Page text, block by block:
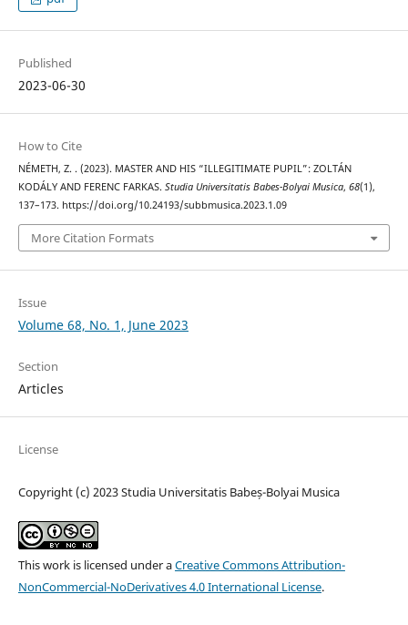
Published
2023-06-30
How to Cite
NÉMETH, Z. . (2023). MASTER AND HIS “ILLEGITIMATE PUPIL”: ZOLTÁN
KODÁLY AND FERENC FARKAS. Studia Universitatis Babes-Bolyai Musica, 68(1),
137–173. https://doi.org/10.24193/subbmusica.2023.1.09
More Citation Formats
Issue
Volume 68, No. 1, June 2023
Section
Articles
License
Copyright (c) 2023 Studia Universitatis Babeș-Bolyai Musica
This work is licensed under aCreative Commons Attribution-
NonCommercial-NoDerivatives 4.0 International License.